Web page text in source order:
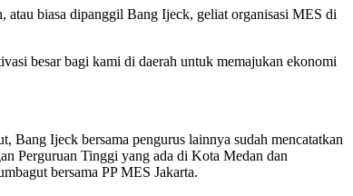
biasa dipanggil Bang Ijeck, geliat organisasi MES di
besar bagi kami di daerah untuk memajukan ekonomi
Ijeck bersama pengurus lainnya sudah mencatatkan
Perguruan Tinggi yang ada di Kota Medan dan
bersama PP MES Jakarta.